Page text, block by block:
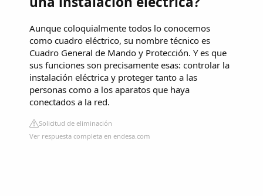
Aunque coloquialmente todos lo conocemos
como cuadro eléctrico, su nombre técnico es
Cuadro General de Mando y Protección. Y es que
sus funciones son precisamente esas: controlar la
instalación eléctrica y proteger tanto a las
personas como a los aparatos que haya
conectados a la red.
Solicitud de eliminación
Ver respuesta completa en endesa.com